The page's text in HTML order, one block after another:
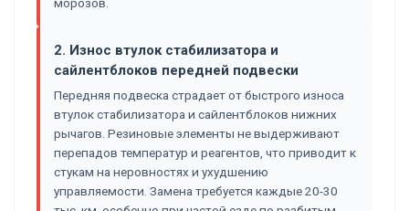
2. Износ втулок стабилизатора и
сайлентблоков передней подвески
Передняя подвеска страдает от быстрого износа
втулок стабилизатора и сайлентблоков нижних
рычагов. Резиновые элементы не выдерживают
перепадов температур и реагентов, что приводит к
стукам на неровностях и ухудшению
управляемости. Замена требуется каждые 20-30